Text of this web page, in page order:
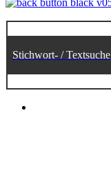
Stichwort- / Textsuche